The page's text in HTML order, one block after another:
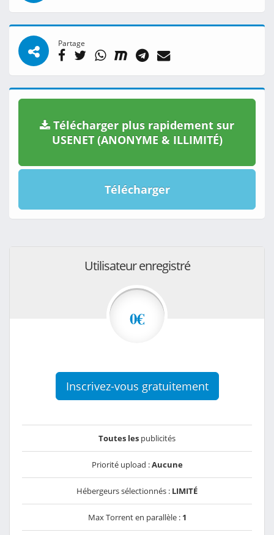
Partage
Télécharger plus rapidement sur
USENET (ANONYME & ILLIMITÉ)
Télécharger
Utilisateur enregistré
0€
Inscrivez-vous gratuitement
Toutes les publicités
Priorité upload :Aucune
Hébergeurs sélectionnés : LIMITÉ
Max Torrent en parallèle : 1